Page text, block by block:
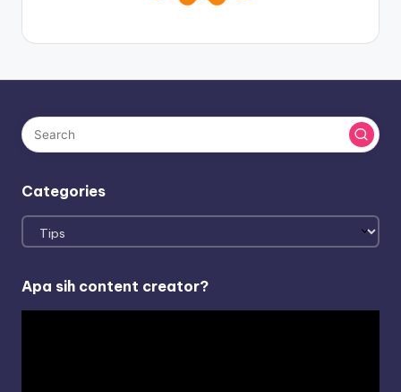
Categories
Categories
Apa sih content creator?